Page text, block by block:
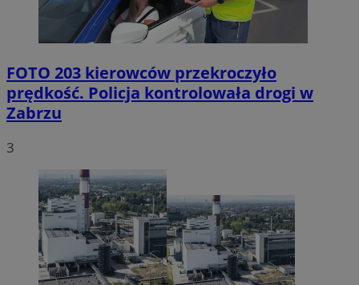
FOTO 203 kierowców przekroczyło
prędkość. Policja kontrolowała drogi w
Zabrzu
3